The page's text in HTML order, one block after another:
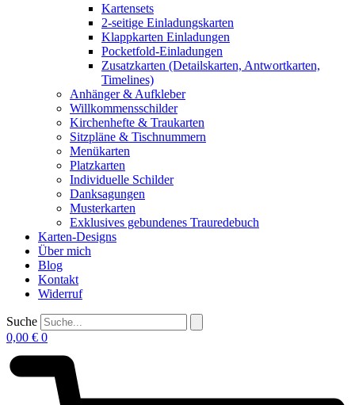
Kartensets
2-seitige Einladungskarten
Klappkarten Einladungen
Pocketfold-Einladungen
Zusatzkarten (Detailskarten, Antwortkarten,
Timelines)
Anhänger & Aufkleber
Willkommensschilder
Kirchenhefte & Traukarten
Sitzpläne & Tischnummern
Menükarten
Platzkarten
Individuelle Schilder
Danksagungen
Musterkarten
Exklusives gebundenes Trauredebuch
Karten-Designs
Über mich
Blog
Kontakt
Widerruf
Suche
0,00 € 0